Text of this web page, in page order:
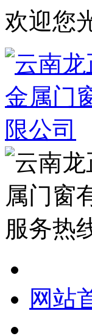
欢迎您
网站